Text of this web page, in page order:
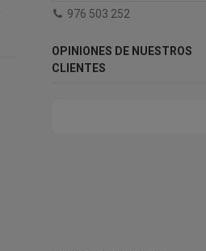
976 503 252
OPINIONES DE NUESTROS
CLIENTES